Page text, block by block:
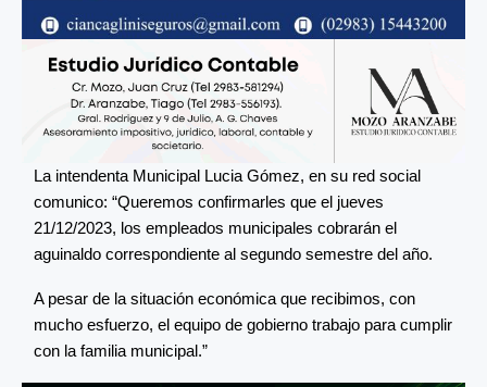
La intendenta Municipal Lucia Gómez, en su red social
comunico: “Queremos confirmarles que el jueves
21/12/2023, los empleados municipales cobrarán el
aguinaldo correspondiente al segundo semestre del año.
A pesar de la situación económica que recibimos, con
mucho esfuerzo, el equipo de gobierno trabajo para cumplir
con la familia municipal.”